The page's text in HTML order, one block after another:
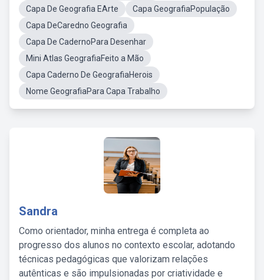
Capa De Geografia EArte
Capa GeografiaPopulação
Capa DeCaredno Geografia
Capa De CadernoPara Desenhar
Mini Atlas GeografiaFeito a Mão
Capa Caderno De GeografiaHerois
Nome GeografiaPara Capa Trabalho
Sandra
Como orientador, minha entrega é completa ao
progresso dos alunos no contexto escolar, adotando
técnicas pedagógicas que valorizam relações
autênticas e são impulsionadas por criatividade e